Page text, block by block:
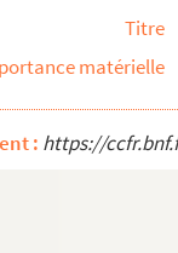
F, G, H et I
Titre
matérielle
: https://